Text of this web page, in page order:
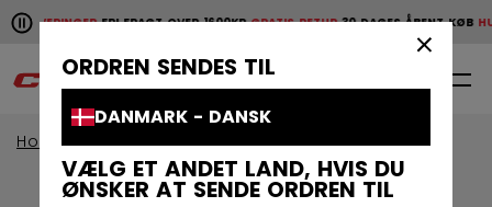
ORDREN SENDES TIL
DANMARK - DANSK
VÆLG ET ANDET LAND, HVIS DU
ØNSKER AT SENDE ORDREN TIL
Pause the horizontal scroll animation.
LEVERINGERFRI FRAGT OVER 1600KRGRATIS RETUR30 DAGES ÅBENT KØB
Hurtige leveringer Gratis retur 30
Home Klæder Gamewear sokker